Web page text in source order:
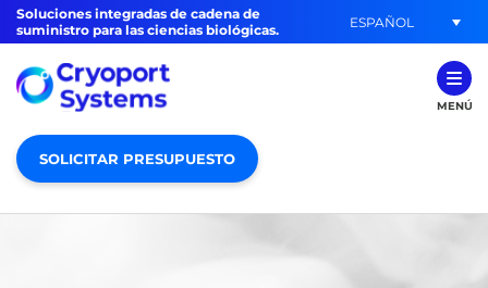
Soluciones integradas de cadena de
suministro para las ciencias biológicas.
ESPAÑOL
MENÚ
SOLICITAR PRESUPUESTO